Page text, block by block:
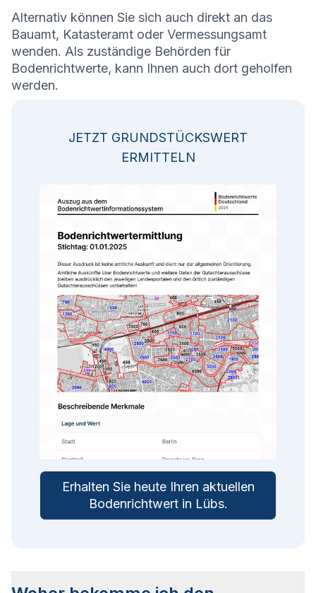
Alternativ können Sie sich auch direkt an das
Bauamt, Katasteramt oder Vermessungsamt
wenden. Als zuständige Behörden für
Bodenrichtwerte, kann Ihnen auch dort geholfen
werden.
JETZT GRUNDSTÜCKSWERT
ERMITTELN
Erhalten Sie heute Ihren aktuellen
Bodenrichtwert in Lübs.